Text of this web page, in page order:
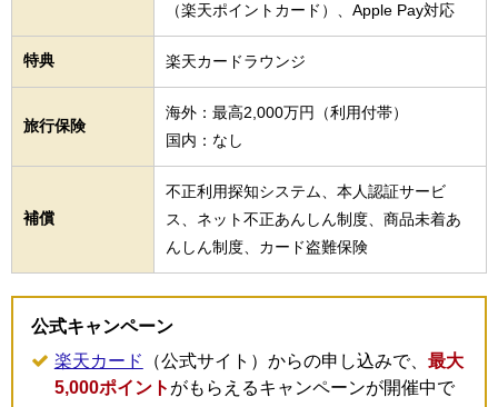
（楽天ポイントカード）、Apple Pay対応
特典 楽天カードラウンジ
旅行保険
海外：最高2,000万円（利用付帯）
国内：なし
補償
不正利用探知システム、本人認証サービ
ス、ネット不正あんしん制度、商品未着あ
んしん制度、カード盗難保険
公式キャンペーン
楽天カード
（公式サイト）からの申し込みで、 最大
5,000ポイント がもらえるキャンペーンが開催中で